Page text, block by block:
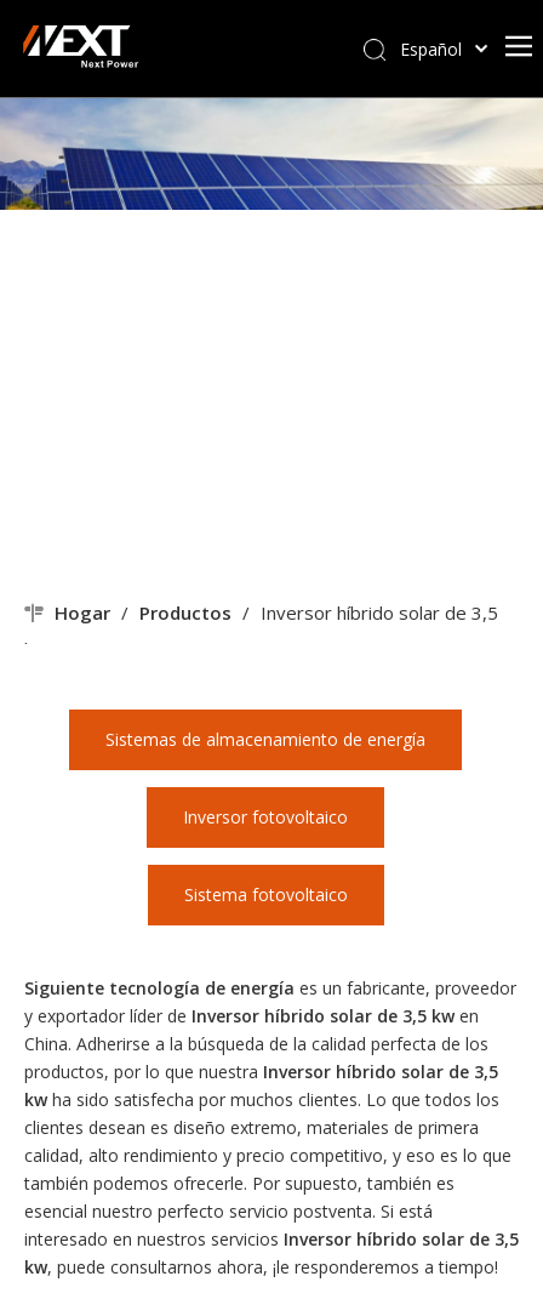
Español
Kiswahili
ไทย
Italiano
Hogar / Productos / Inversor híbrido solar de 3,5
kw
Sistemas de almacenamiento de energía
Inversor fotovoltaico
Sistema fotovoltaico
Siguiente tecnología de energía es un fabricante, proveedor
y exportador líder de Inversor híbrido solar de 3,5 kwen
China. Adherirse a la búsqueda de la calidad perfecta de los
productos, por lo que nuestra Inversor híbrido solar de 3,5
kwha sido satisfecha por muchos clientes. Lo que todos los
clientes desean es diseño extremo, materiales de primera
calidad, alto rendimiento y precio competitivo, y eso es lo que
también podemos ofrecerle. Por supuesto, también es
esencial nuestro perfecto servicio postventa. Si está
interesado en nuestros servicios Inversor híbrido solar de 3,5
kw, puede consultarnos ahora, ¡le responderemos a tiempo!